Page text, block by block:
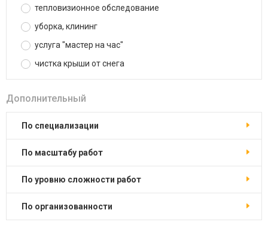
тепловизионное обследование
уборка, клининг
услуга "мастер на час"
чистка крыши от снега
Дополнительный
по специализации
по масштабу работ
по уровню сложности работ
по организованности